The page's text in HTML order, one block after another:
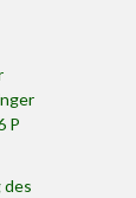
P